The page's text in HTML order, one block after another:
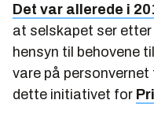
Det var allerede i
at selskapet ser
hensyn til behovene
vare på personvernet
dette initiativet for